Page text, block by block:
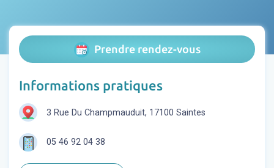
Prendre rendez-vous
Informations pratiques
3 Rue Du Champmauduit, 17100 Saintes
05 46 92 04 38